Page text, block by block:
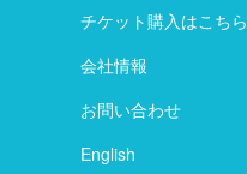
チケット購入はこちら
会社情報
お問い合わせ
English